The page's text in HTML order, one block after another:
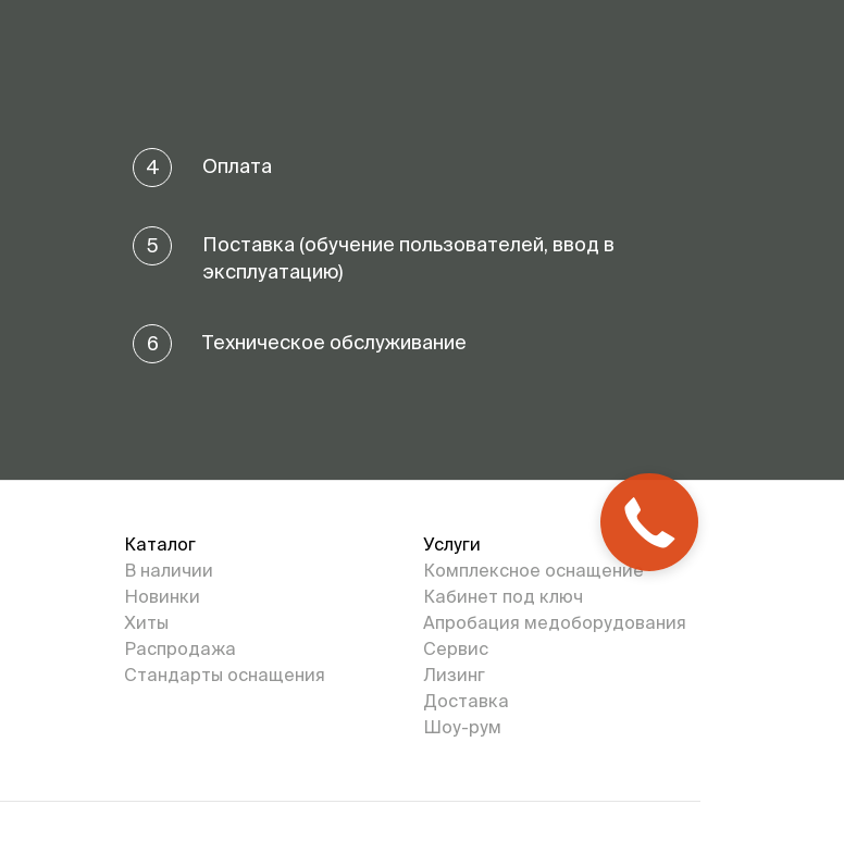
4 Оплата
5
Поставка (обучение пользователей, ввод в
эксплуатацию)
6 Техническое обслуживание
Каталог
В наличии
Новинки
Хиты
Распродажа
Стандарты оснащения
Услуги
Комплексное оснащение
Кабинет под ключ
Апробация медоборудования
Сервис
Лизинг
Доставка
Шоу-рум